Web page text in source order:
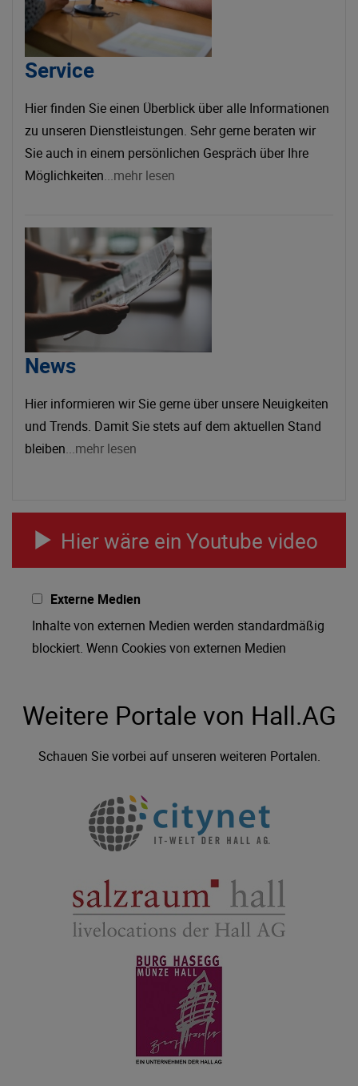
Service
Hier finden Sie einen Überblick über alle Informationen
zu unseren Dienstleistungen. Sehr gerne beraten wir
Sie auch in einem persönlichen Gespräch über Ihre
Möglichkeiten...mehr lesen
News
Hier informieren wir Sie gerne über unsere Neuigkeiten
und Trends. Damit Sie stets auf dem aktuellen Stand
bleiben...mehr lesen
Hier wäre ein Youtube video
Externe Medien
Inhalte von externen Medien werden standardmäßig
blockiert. Wenn Cookies von externen Medien
Weitere Portale von Hall.AG
Schauen Sie vorbei auf unseren weiteren Portalen.